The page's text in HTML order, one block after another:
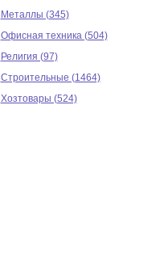
Металлы (345)
Офисная техника (504)
Религия (97)
Строительные (1464)
Хозтовары (524)